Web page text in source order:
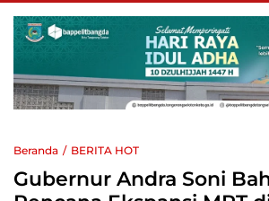
Beranda BERITA HOT
Gubernur Andra Soni